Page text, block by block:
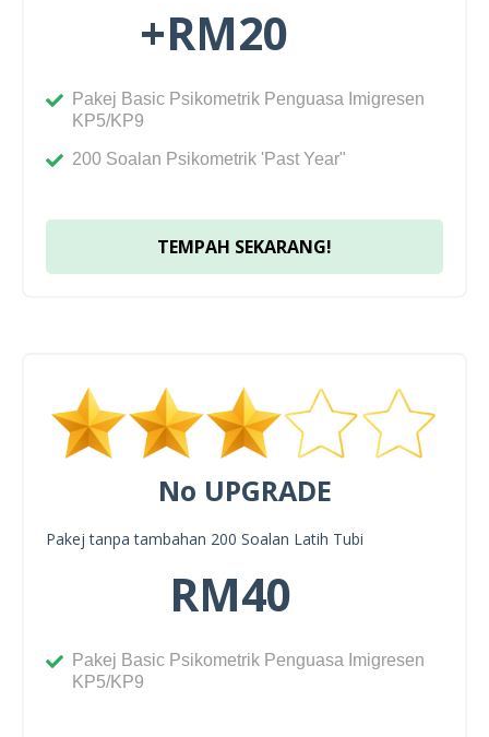
+RM20
Pakej Basic Psikometrik Penguasa Imigresen
KP5/KP9
200 Soalan Psikometrik 'Past Year"
TEMPAH SEKARANG!
No UPGRADE
Pakej tanpa tambahan 200 Soalan Latih Tubi
RM40
Pakej Basic Psikometrik Penguasa Imigresen
KP5/KP9